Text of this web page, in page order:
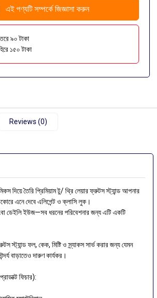
এই পণ্যটি সম্পর্কে জিজ্ঞাসা করুন
৯০ টাকা
১৫০ টাকা
Reviews (0)
দিয়ে তৈরি প্রিমিয়াম টু/ থ্রি লেয়ার ফ্রুটস স্ট্যান্ড আপনার
এনে দেবে এলিগেন্ট ও ক্লাসি লুক।
ডেইলি ইউজ—সব ধরনের পরিবেশনার জন্য এটি একটি
স্ট্যান্ড ফল, কেক, মিষ্টি ও স্ন্যাকস সার্ভ করার জন্য যেমন
বাড়াতেও দারুণ কার্যকর।
ফিচার):